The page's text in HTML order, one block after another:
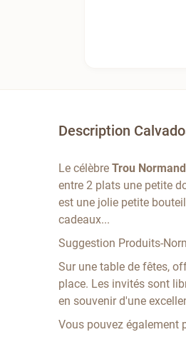
Description
Le célèbreTrou Normand
entre 2 plats une petite
est une jolie petite
cadeaux...
Suggestion Produits-
Sur une table de fêtes,
place. Les invités sont
en souvenir d'une
Vous pouvez également